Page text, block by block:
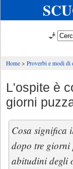
🧞
Home Proverbi e modi di
L'ospite è
giorni
Cosa significa
dopo tre giorni
abitudini degli